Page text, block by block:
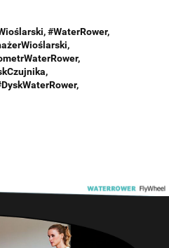
#WaterRower,
,